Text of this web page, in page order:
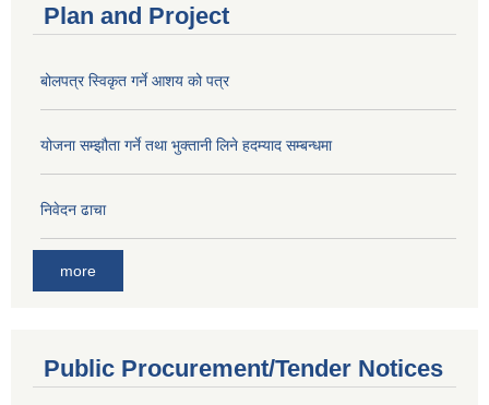
Plan and Project
बोलपत्र स्विकृत गर्ने आशय को पत्र
योजना सम्झौता गर्ने तथा भुक्तानी लिने हदम्याद सम्बन्धमा
निवेदन ढाचा
more
Public Procurement/Tender Notices